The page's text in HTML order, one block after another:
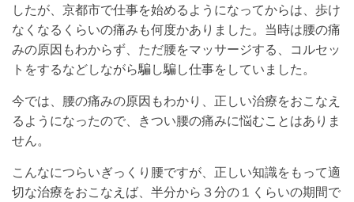
したが、京都市で仕事を始めるようになってからは、歩け
なくなるくらいの痛みも何度かありました。当時は腰の痛
みの原因もわからず、ただ腰をマッサージする、コルセッ
トをするなどしながら騙し騙し仕事をしていました。
今では、腰の痛みの原因もわかり、正しい治療をおこなえ
るようになったので、きつい腰の痛みに悩むことはありま
せん。
こんなにつらいぎっくり腰ですが、正しい知識をもって適
切な治療をおこなえば、半分から３分の１くらいの期間で